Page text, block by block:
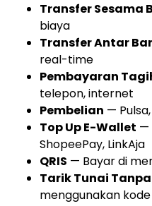
Transfer Sesama
biaya
Transfer Antar
real-time
Pembayaran
telepon, internet
Pembelian —
Top Up E-Wallet —
ShopeePay, LinkAja
QRIS — Bayar di
Tarik Tunai
menggunakan kode